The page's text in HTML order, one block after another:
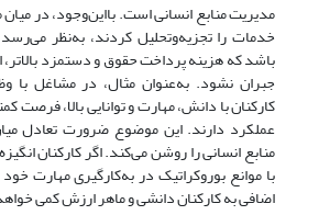
مدیریت منابع انسانی است. بااین‌وجود، در میان
خدمات را تجزیه‌وتحلیل کردند، به‌نظر
باشد که هزینه پرداخت حقوق و دستمزد بالاتر،
جبران نشود. به‌عنوان‌ مثال، در مشاغل با
کارکنان با دانش، مهارت و توانایی بالا، فرصت
عملکرد دارند. این موضوع ضرورت تعادل
منابع انسانی را روشن می‌کند. اگر کارکنان
با موانع بوروکراتیک در به‌کارگیری مهارت
اضافی به کارکنان دانشی و ماهر ارزش کمی